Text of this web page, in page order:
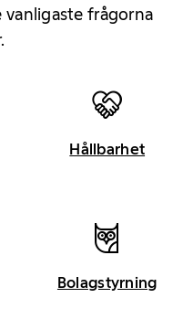
vanligaste frågorna
Hållbarhet
Bolagstyrning